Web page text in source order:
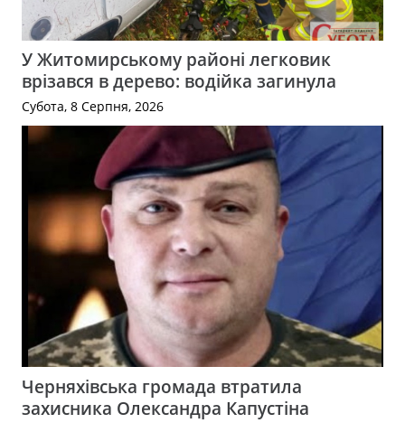
У Житомирському районі легковик
врізався в дерево: водійка загинула
Субота, 8 Серпня, 2026
Черняхівська громада втратила
захисника Олександра Капустіна